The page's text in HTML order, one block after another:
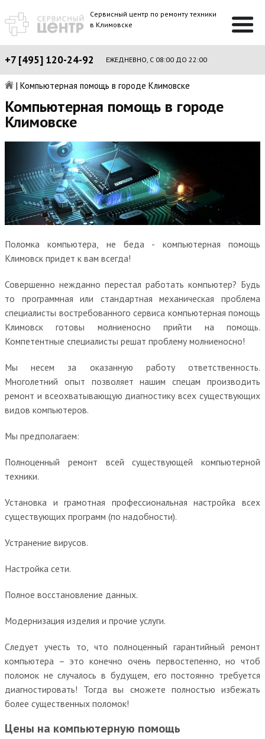
Сервисный центр по ремонту техники
в Климовске
+7 [495] 120-24-92 ЕЖЕДНЕВНО, С 08:00 ДО 22:00
| Компьютерная помощь в городе Климовске
Компьютерная помощь в городе
Климовске
Поломка компьютера, не беда - компьютерная помощь
Климовск придет к вам всегда!
Совершенно нежданно перестал работать компьютер? Будь
то программная или стандартная механическая проблема
специалисты востребованного сервиса компьютерная помощь
Климовск готовы молниеносно прийти на помощь.
Компетентные специалисты решат проблему молниеносно!
Мы несем за оказанную работу ответственность.
Многолетний опыт позволяет нашим спецам производить
ремонт и всеохватывающую диагностику всех существующих
видов компьютеров.
Мы предполагаем:
Полноценный ремонт всей существующей компьютерной
техники.
Установка и грамотная профессиональная настройка всех
существующих программ (по надобности).
Устранение вирусов.
Настройка сети.
Полное восстановление данных.
Модернизация изделия и прочие услуги.
Следует учесть то, что полноценный гарантийный ремонт
компьютера – это конечно очень первостепенно, но чтоб
поломок не случалось в будущем, его постоянно требуется
диагностировать! Тогда вы сможете полностью избежать
более существенных поломок!
Цены на компьютерную помощь